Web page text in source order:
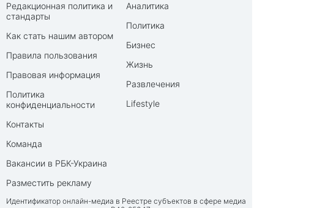
Редакционная политика и
стандарты
Как стать нашим автором
Правила пользования
Правовая информация
Политика
конфиденциальности
Контакты
Команда
Вакансии в РБК-Украина
Разместить рекламу
Аналитика
Политика
Бизнес
Жизнь
Развлечения
Lifestyle
Идентификатор онлайн-медиа в Реестре субъектов в сфере медиа